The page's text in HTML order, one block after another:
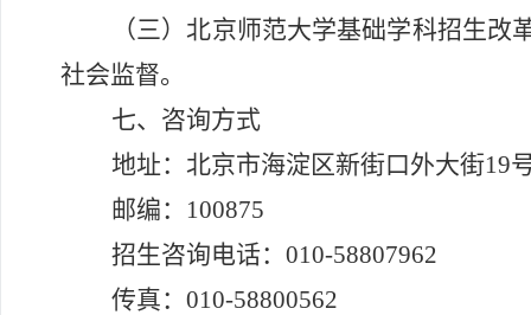
（三）北京师范大学基础学科招生
社会监督。
七、咨询方式
地址：北京市海淀区新街口外大街19
邮编： 100875
招生咨询电话： 010-58807962
传真： 010-58800562